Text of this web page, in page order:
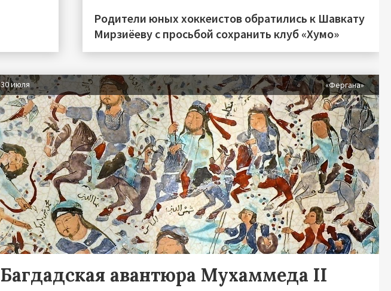
Родители юных хоккеистов обратились к Шавкату
Мирзиёеву с просьбой сохранить клуб «Хумо»
30 июля «Фергана»
Багдадская авантюра Мухаммеда II